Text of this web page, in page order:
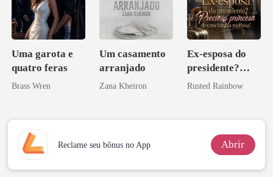
Uma garota e
quatro feras
Brass Wren
Um casamento
arranjado
Zana Kheiron
Ex-esposa do
presidente?
Preciosa
mafiosa!
Rusted Rainbow
Reclame seu bônus no App Abrir